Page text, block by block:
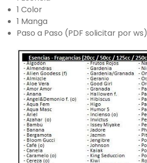
1 Color
1 Manga
Paso a Paso (PDF solicitar por ws)